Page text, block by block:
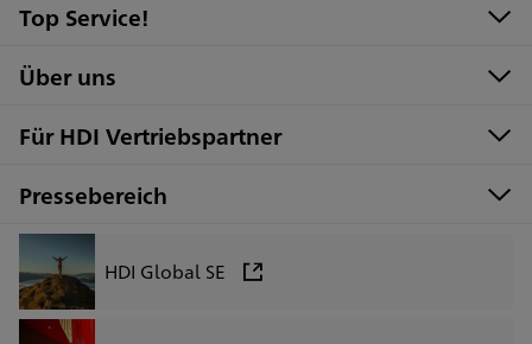
Top Service!
Über uns
Für HDI Vertriebspartner
Pressebereich
HDI Global SE